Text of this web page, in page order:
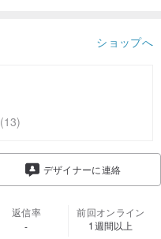
ショップへ
(13)
デザイナーに連絡
返信率
-
前回オンライン
1週間以上